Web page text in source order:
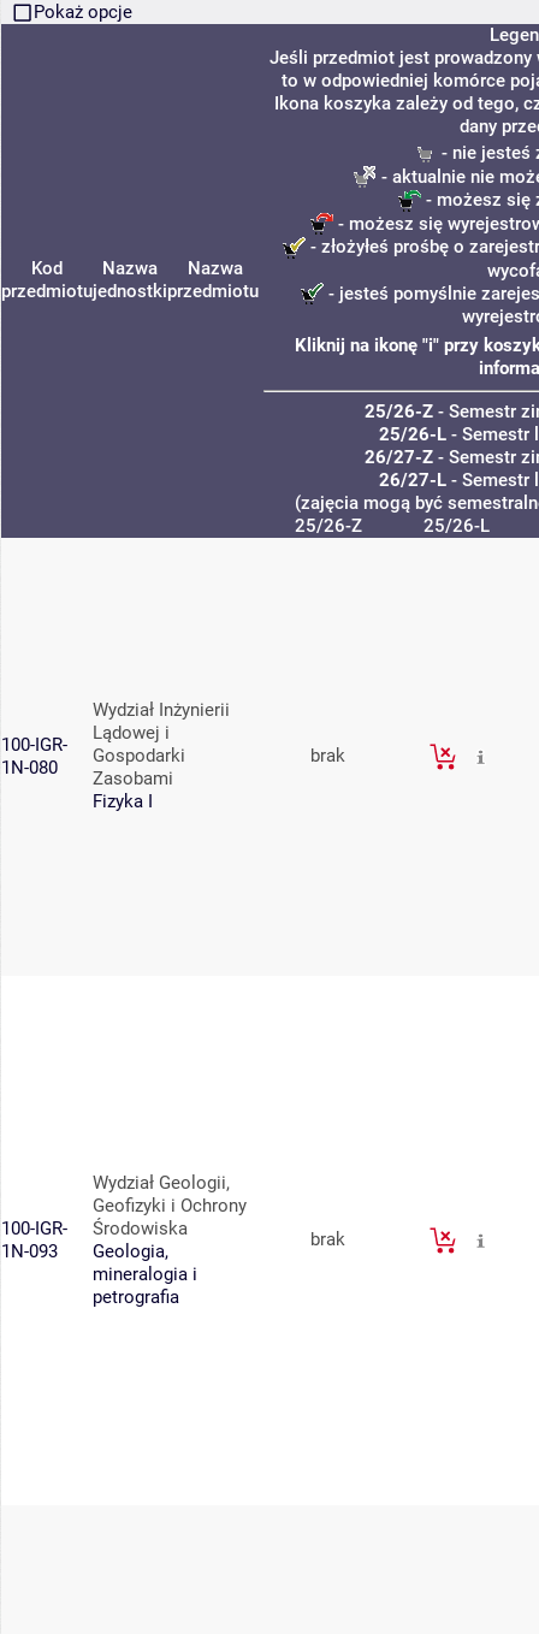
Pokaż opcje
Kod
przedmiotu
Nazwa
jednostki
Nazwa
przedmiotu
Jeśli przedmiot jest prowadzony
to w odpowiedniej komórce
Ikona koszyka zależy od tego,
dany
- nie jesteś
- aktualnie nie
- możesz się
- możesz się
- złożyłeś prośbę o
- jesteś pomyślnie
Kliknij na ikonę "i" przy
25/26-Z - Semestr
25/26-L - Semestr
26/27-Z - Semestr
26/27-L - Semestr
(zajęcia mogą być
25/26-Z
25/26-L
100-IGR-
1N-080
Wydział Inżynierii
Lądowej i
Gospodarki
Zasobami
Fizyka I
brak
100-IGR-
1N-093
Wydział Geologii,
Geofizyki i Ochrony
Środowiska
Geologia,
mineralogia i
petrografia
brak